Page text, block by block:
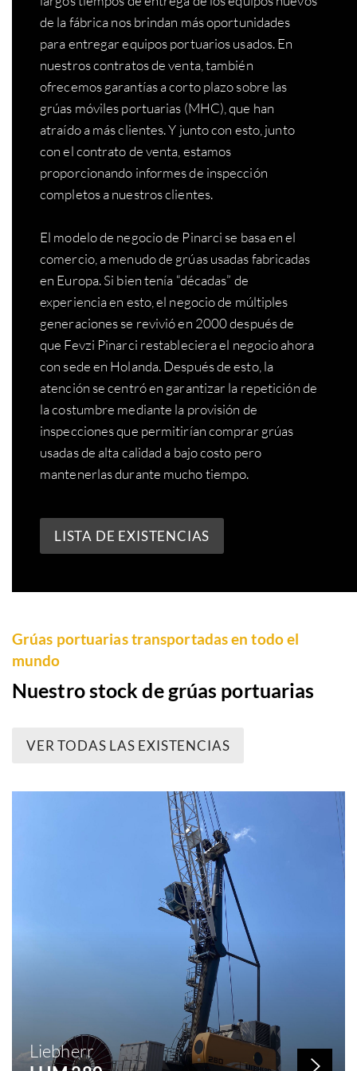
de la fábrica nos brindan más oportunidades
para entregar equipos portuarios usados. En
nuestros contratos de venta, también
ofrecemos garantías a corto plazo sobre las
grúas móviles portuarias (MHC), que han
atraído a más clientes. Y junto con esto, junto
con el contrato de venta, estamos
proporcionando informes de inspección
completos a nuestros clientes.
El modelo de negocio de Pinarci se basa en el
comercio, a menudo de grúas usadas fabricadas
en Europa. Si bien tenía “décadas” de
experiencia en esto, el negocio de múltiples
generaciones se revivió en 2000 después de
que Fevzi Pinarci restableciera el negocio ahora
con sede en Holanda. Después de esto, la
atención se centró en garantizar la repetición de
la costumbre mediante la provisión de
inspecciones que permitirían comprar grúas
usadas de alta calidad a bajo costo pero
mantenerlas durante mucho tiempo.
LISTA DE EXISTENCIAS
Grúas portuarias transportadas en todo el
mundo
Nuestro stock de grúas portuarias
VER TODAS LAS EXISTENCIAS
Liebherr